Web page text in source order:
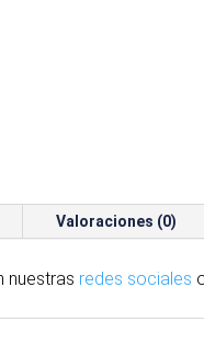
Valoraciones (0)
nuestras redes sociales